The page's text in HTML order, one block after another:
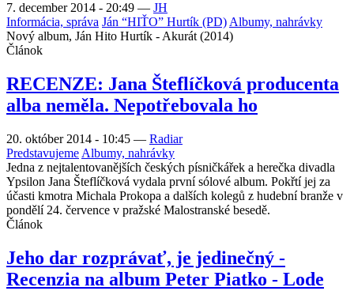
7. december 2014 - 20:49 — JH
Informácia, správa Ján “HIŤO” Hurtík (PD) Albumy, nahrávky
Nový album, Ján Hito Hurtík - Akurát (2014)
Článok
RECENZE: Jana Šteflíčková producenta
alba neměla. Nepotřebovala ho
20. október 2014 - 10:45 — Radiar
Predstavujeme Albumy, nahrávky
Jedna z nejtalentovanějších českých písničkářek a herečka divadla
Ypsilon Jana Šteflíčková vydala první sólové album. Pokřtí jej za
účasti kmotra Michala Prokopa a dalších kolegů z hudební branže v
pondělí 24. července v pražské Malostranské besedě.
Článok
Jeho dar rozprávať, je jedinečný -
Recenzia na album Peter Piatko - Lode